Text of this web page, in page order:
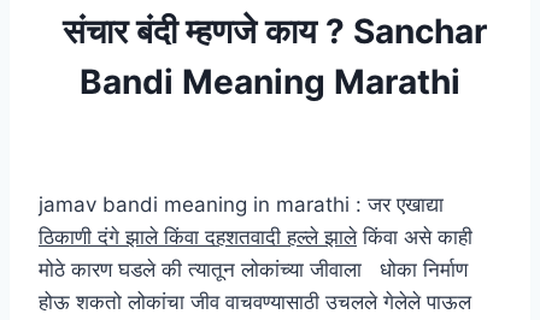
संचार बंदी म्हणजे काय ? Sanchar
Bandi Meaning Marathi
jamav bandi meaning in marathi : जर एखाद्या
ठिकाणी दंगे झाले किंवा दहशतवादी हल्ले झालेकिंवा असे काही
मोठे कारण घडले की त्यातून लोकांच्या जीवाला धोका निर्माण
होऊ शकतो लोकांचा जीव वाचवण्यासाठी उचलले गेलेले पाऊल